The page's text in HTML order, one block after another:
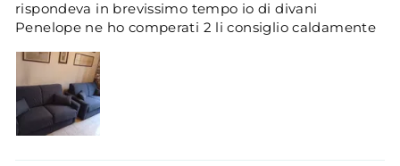
rispondeva in brevissimo tempo io di divani
Penelope ne ho comperati 2 li consiglio caldamente